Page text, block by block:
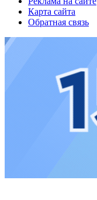
Карта сайта
Обратная связь